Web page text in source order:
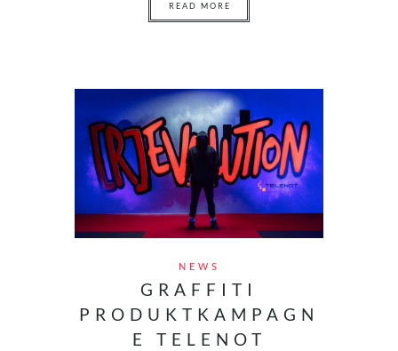
READ MORE
NEWS
GRAFFITI
PRODUKTKAMPAGN
E TELENOT